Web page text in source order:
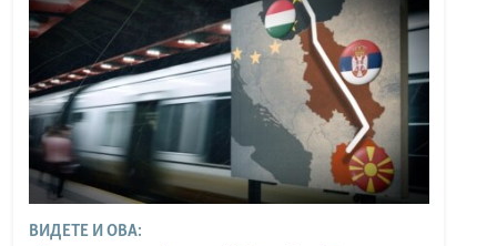
ВИДЕТЕ И ОВА: